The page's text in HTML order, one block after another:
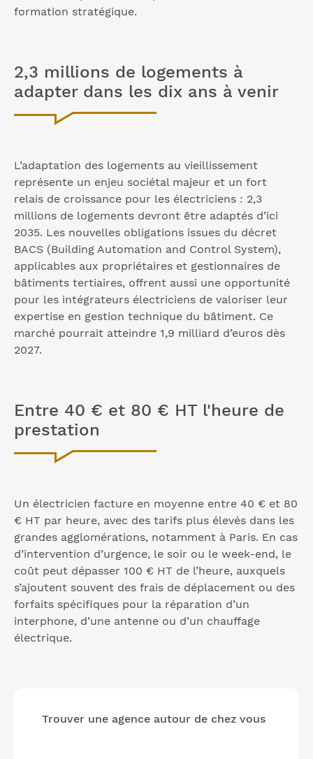
formation stratégique.
2,3 millions de logements à
adapter dans les dix ans à venir
L’adaptation des logements au vieillissement
représente un enjeu sociétal majeur et un fort
relais de croissance pour les électriciens : 2,3
millions de logements devront être adaptés d’ici
2035. Les nouvelles obligations issues du décret
BACS (Building Automation and Control System),
applicables aux propriétaires et gestionnaires de
bâtiments tertiaires, offrent aussi une opportunité
pour les intégrateurs électriciens de valoriser leur
expertise en gestion technique du bâtiment. Ce
marché pourrait atteindre 1,9 milliard d’euros dès
2027.
Entre 40 € et 80 € HT l'heure de
prestation
Un électricien facture en moyenne entre 40 € et 80
€ HT par heure, avec des tarifs plus élevés dans les
grandes agglomérations, notamment à Paris. En cas
d’intervention d’urgence, le soir ou le week-end, le
coût peut dépasser 100 € HT de l’heure, auxquels
s’ajoutent souvent des frais de déplacement ou des
forfaits spécifiques pour la réparation d’un
interphone, d’une antenne ou d’un chauffage
électrique.
Trouver une agence autour de chez vous